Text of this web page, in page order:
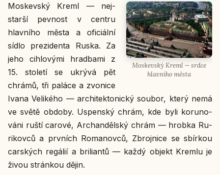
Mos­kev­ský Kreml — srdce
hlav­ní­ho města
Mos­kev­ský Kreml — nej­
star­ší pev­nost v centru
hlav­ní­ho města a ofi­ci­ál­ní
sídlo pre­zi­den­ta Ruska. Za
jeho cih­lo­vý­mi hradba­mi z
15. sto­le­tí se ukrývá pět
chrámů, tři paláce a zvo­ni­ce
Ivana Ve­li­ké­ho — ar­chi­tek­to­nic­ký soubor, který nemá
ve světě obdoby. Uspen­ský chrám, kde byli ko­ru­no­
vá­ni ruští carové, Ar­chan­děl­ský chrám — hrobka Ru­
ri­kov­ců a prv­ních Ro­ma­nov­ců, Zbroj­ni­ce se sbír­kou
car­ských re­gá­lií a bri­li­an­tů — každý objekt Kremlu je
živou strán­kou dějin.